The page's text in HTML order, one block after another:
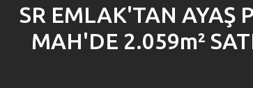
SR EMLAK'TAN AYAŞ
MAH'DE 2.059m²